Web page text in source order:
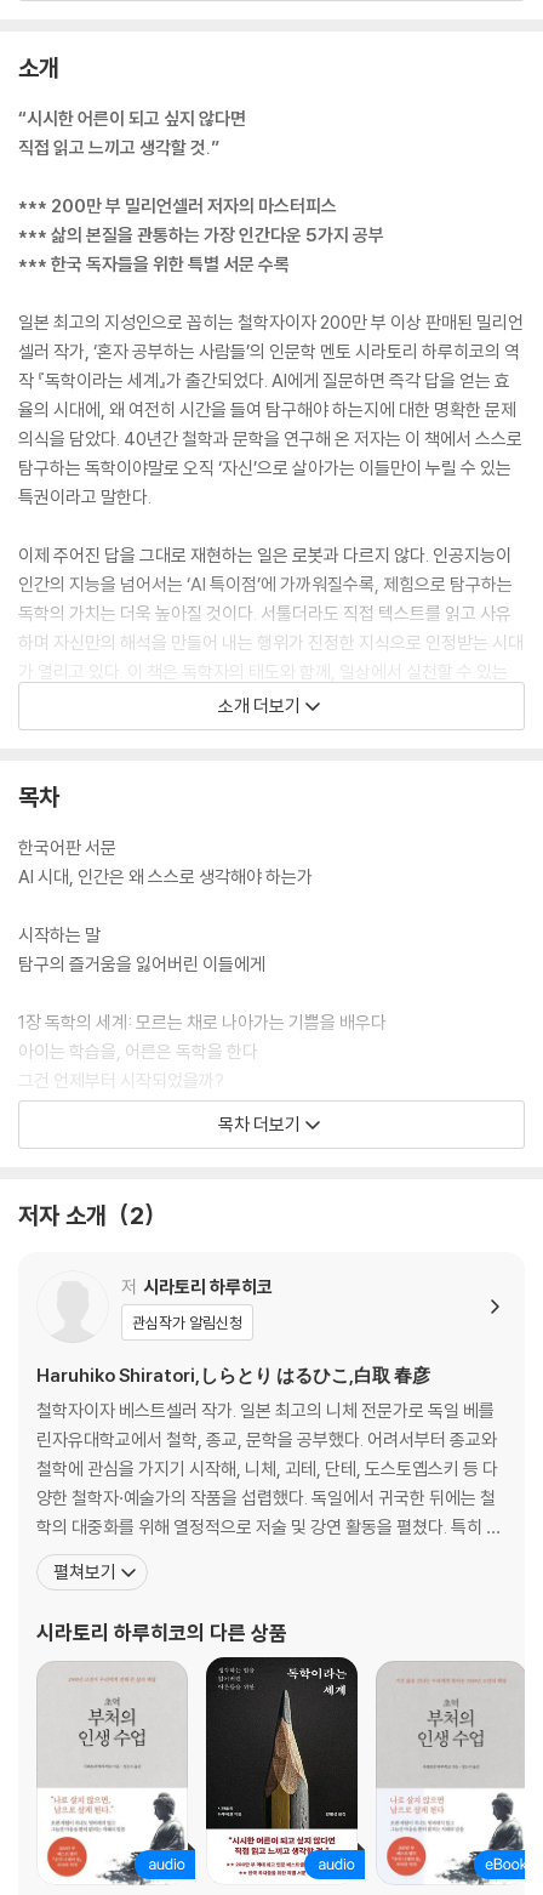
소개
“시시한 어른이 되고 싶지 않다면
직접 읽고 느끼고 생각할 것.”
*** 200만 부 밀리언셀러 저자의 마스터피스
*** 삶의 본질을 관통하는 가장 인간다운 5가지 공부
*** 한국 독자들을 위한 특별 서문 수록
일본 최고의 지성인으로 꼽히는 철학자이자 200만 부 이상 판매된 밀리언
셀러 작가, ‘혼자 공부하는 사람들’의 인문학 멘토 시라토리 하루히코의 역
작 『독학이라는 세계』가 출간되었다. AI에게 질문하면 즉각 답을 얻는 효
율의 시대에, 왜 여전히 시간을 들여 탐구해야 하는지에 대한 명확한 문제
의식을 담았다. 40년간 철학과 문학을 연구해 온 저자는 이 책에서 스스로
탐구하는 독학이야말로 오직 ‘자신’으로 살아가는 이들만이 누릴 수 있는
특권이라고 말한다.
이제 주어진 답을 그대로 재현하는 일은 로봇과 다르지 않다. 인공지능이
인간의 지능을 넘어서는 ‘AI 특이점’에 가까워질수록, 제힘으로 탐구하는
독학의 가치는 더욱 높아질 것이다. 서툴더라도 직접 텍스트를 읽고 사유
하며 자신만의 해석을 만들어 내는 행위가 진정한 지식으로 인정받는 시대
가 열리고 있다. 이 책은 독학자의 태도와 함께, 일상에서 실천할 수 있는
탐독과 사유의 방법을 구체적으로 제시한다. 무언가에 깊이 파고드는 습관
을 몸에 익히는 순간, 누구도 대체할 수 없는 창의력은 물론, 아직 드러나지
소개 더보기
목차
한국어판 서문
AI 시대, 인간은 왜 스스로 생각해야 하는가
시작하는 말
탐구의 즐거움을 잃어버린 이들에게
1장 독학의 세계: 모르는 채로 나아가는 기쁨을 배우다
아이는 학습을, 어른은 독학을 한다
그건 언제부터 시작되었을까?
총명했던 아이가 얄팍한 어른으로 자라는 이유
무엇이든 읽으면 얻는 것이 있다
글자를 읽고 장면을 떠올린다
훑어보기로 어려운 책을 제압하라
어렵다고 요약본부터 찾지 마라
밑줄이 없다면 제대로 읽은 게 아니다
한 권에 머무르지 말고 다음 책을 읽어라
오리지널을 읽으면 세계관이 바뀐다
3장 교양의 세계: 더 깊게, 더 넓게 이해하는 힘을 배우다
교양에 성서가 빠지지 않는 이유
4장 언어의 세계: 외국어로 읽고 쓰고 말하는 감각을 배우다
모국어가 안 되면 외국어도 무리다
나에게 언어 감각이 있는지 확인하는 법
외국어 독학의 세 가지 요령
외국어의 논리 패턴을 이해하라
5장 질문의 세계: 자신의 생각을 완성하는 사고법을 배우다
목차 더보기
저자 소개 2
저 시라토리 하루히코
관심작가 알림신청
Haruhiko Shiratori,しらとり はるひこ,白取 春彦
철학자이자 베스트셀러 작가. 일본 최고의 니체 전문가로 독일 베를
린자유대학교에서 철학, 종교, 문학을 공부했다. 어려서부터 종교와
철학에 관심을 가지기 시작해, 니체, 괴테, 단테, 도스토옙스키 등 다
양한 철학자·예술가의 작품을 섭렵했다. 독일에서 귀국한 뒤에는 철
학의 대중화를 위해 열정적으로 저술 및 강연 활동을 펼쳤다. 특히 저
서 『초역 니체의 말』은 특유의 통찰력으로 니체 철학의 정수를 담아
냈다는 평가를 받으며 전 세계에서 200만 부 이상 판매됐다. 그는 이
의문을 품었다. 그리고 마침내 그들 모두 어떤
펼쳐보기
시라토리 하루히코의 다른 상품